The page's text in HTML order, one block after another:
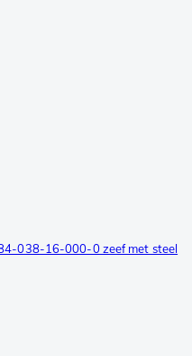
038-16-000-0 zeef met steel